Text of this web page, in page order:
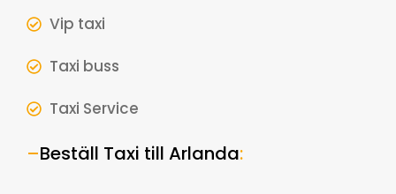
Vip taxi
Taxi buss
Taxi Service
–Beställ Taxi till Arlanda: